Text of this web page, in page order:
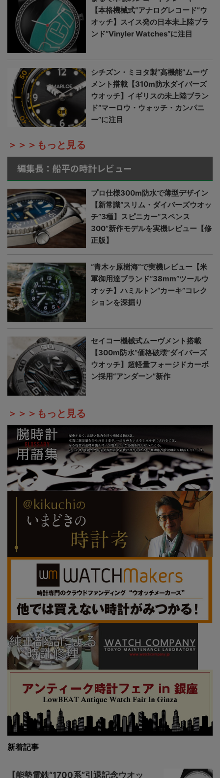
【本格機械式“アナログレコード”ウ
オッチ】スイス発の日本未上陸ブラ
ンド“Vinyler Watches”に注目
シチズン・ミヨタ製“高機能”ムーヴ
メント搭載【310m防水ダイバーズ
ウオッチ】イギリスの未上陸ブラン
ド“マーロウ・ウォッチ・カンパニ
ー”に注目
＞＞＞もっと見る
編集長：船平の時計レビュー
プロ仕様300m防水で薄型デザイン
【新常識“スリム・ダイバーズウオッ
チ”3種】スピニカー“スペンス
300”新作モデルを実機レビュー【修
正版】
“青木ヶ原樹海”で実機レビュー【米
軍御用達ブランド“38mm”ツールウ
オッチ】ハミルトン“カーキ”コレク
ションを深掘り
セイコー機械式ムーヴメント搭載
【300m防水“価格破壊”ダイバーズ
ウオッチ】超軽量フォージドカーボ
ン採用“アンダーン”新作
＞＞＞もっと見る
新着記事
【能勢電鉄“1700系”引退記念ウオッ